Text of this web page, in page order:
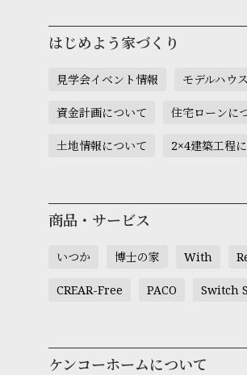
はじめよう家づくり
見学会イベント情報 モデルハウス
資金計画について 住宅ローンに
土地情報について 2×4建築工程
商品・サービス
いつか 博士の家 With
CREAR-Free PACO Switch
ケンコーホームについて